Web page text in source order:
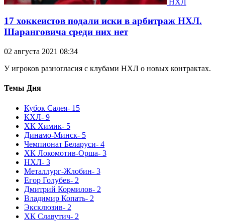
17 хоккеистов подали иски в арбитраж НХЛ.
Шаранговича среди них нет
02 августа 2021 08:34
У игроков разногласия с клубами НХЛ о новых контрактах.
Темы Дня
Кубок Салея- 15
КХЛ- 9
ХК Химик- 5
Динамо-Минск- 5
Чемпионат Беларуси- 4
ХК Локомотив-Орша- 3
НХЛ- 3
Металлург-Жлобин- 3
Егор Голубев- 2
Дмитрий Кормилов- 2
Владимир Копать- 2
Эксклюзив- 2
ХК Славутич- 2